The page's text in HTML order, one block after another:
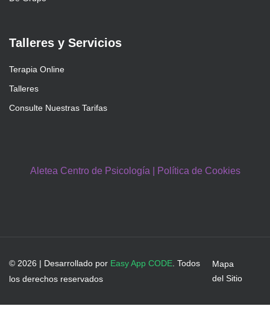
Talleres y Servicios
Terapia Online
Talleres
Consulte Nuestras Tarifas
Aletea Centro de Psicología | Política de Cookies
© 2026 | Desarrollado por Easy App CODE . Todos
los derechos reservados
Mapa
del Sitio